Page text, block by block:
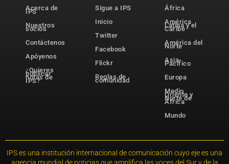
Acerca de
IPS
Nuestros
socios
Contáctenos
Apóyenos
¿Quieres
publicar
notas de
IPS?
Sigue a IPS
Inicio
Twitter
Facebook
Flickr
Reglas de
comunidad
África
América
Latina y el
Caribe
América del
Norte
Asia-
Pacífico
Europa
Medio
Oriente y
Norte de
África
Mundo
IPS es una institución internacional de comunicación cuyo eje es una